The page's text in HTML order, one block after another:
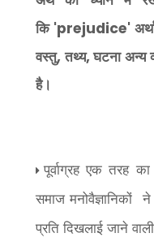
कि 'prejudice'
वस्तु,तथ्य,घटना अन्य
है।
पूर्वाग्रह एक तरह
समाज मनोवैज्ञानिकों
प्रति दिखलाई जाने